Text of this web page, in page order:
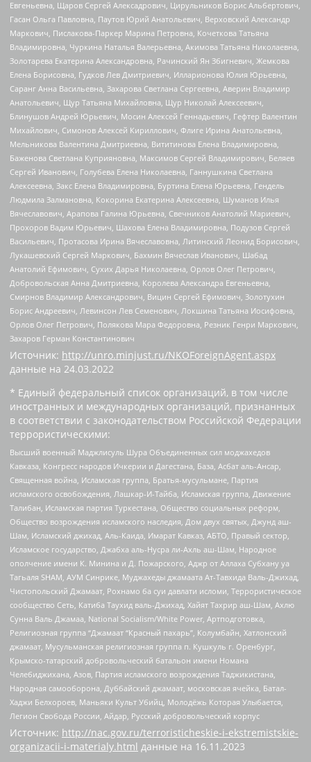
Евгеньевна, Щаров Сергей Алексадрович, Цирульников Борис Альбертович,
Гасан Ольга Павловна, Паутов Юрий Анатольевич, Верховский Александр
Маркович, Пислакова-Паркер Марина Петровна, Кочеткова Татьяна
Владимировна, Чуркина Наталья Валерьевна, Акимова Татьяна Николаевна,
Золотарева Екатерина Александровна, Рачинский Ян Збигневич, Жемкова
Елена Борисовна, Гудков Лев Дмитриевич, Илларионова Юлия Юрьевна,
Саранг Анна Васильевна, Захарова Светлана Сергеевна, Аверин Владимир
Анатольевич, Щур Татьяна Михайловна, Щур Николай Алексеевич,
Блинушов Андрей Юрьевич, Мосин Алексей Геннадьевич, Гефтер Валентин
Михайлович, Симонов Алексей Кириллович, Флиге Ирина Анатольевна,
Мельникова Валентина Дмитриевна, Вититинова Елена Владимировна,
Баженова Светлана Куприяновна, Максимов Сергей Владимирович, Беляев
Сергей Иванович, Голубева Елена Николаевна, Ганнушкина Светлана
Алексеевна, Закс Елена Владимировна, Буртина Елена Юрьевна, Гендель
Людмила Залмановна, Кокорина Екатерина Алексеевна, Шуманов Илья
Вячеславович, Арапова Галина Юрьевна, Свечников Анатолий Мариевич,
Прохоров Вадим Юрьевич, Шахова Елена Владимировна, Подузов Сергей
Васильевич, Протасова Ирина Вячеславовна, Литинский Леонид Борисович,
Лукашевский Сергей Маркович, Бахмин Вячеслав Иванович, Шабад
Анатолий Ефимович, Сухих Дарья Николаевна, Орлов Олег Петрович,
Добровольская Анна Дмитриевна, Королева Александра Евгеньевна,
Смирнов Владимир Александрович, Вицин Сергей Ефимович, Золотухин
Борис Андреевич, Левинсон Лев Семенович, Локшина Татьяна Иосифовна,
Орлов Олег Петрович, Полякова Мара Федоровна, Резник Генри Маркович,
Захаров Герман Константинович
Источник: http://unro.minjust.ru/NKOForeignAgent.aspx
данные на 24.03.2022
* Единый федеральный список организаций, в том числе
иностранных и международных организаций, признанных
в соответствии с законодательством Российской Федерации
террористическими:
Высший военный Маджлисуль Шура Объединенных сил моджахедов
Кавказа, Конгресс народов Ичкерии и Дагестана, База, Асбат аль-Ансар,
Священная война, Исламская группа, Братья-мусульмане, Партия
исламского освобождения, Лашкар-И-Тайба, Исламская группа, Движение
Талибан, Исламская партия Туркестана, Общество социальных реформ,
Общество возрождения исламского наследия, Дом двух святых, Джунд аш-
Шам, Исламский джихад, Аль-Каида, Имарат Кавказ, АБТО, Правый сектор,
Исламское государство, Джабха аль-Нусра ли-Ахль аш-Шам, Народное
ополчение имени К. Минина и Д. Пожарского, Аджр от Аллаха Субхану уа
Тагьаля SHAM, АУМ Синрике, Муджахеды джамаата Ат-Тавхида Валь-Джихад,
Чистопольский Джамаат, Рохнамо ба суи давлати исломи, Террористическое
сообщество Сеть, Катиба Таухид валь-Джихад, Хайят Тахрир аш-Шам, Ахлю
Сунна Валь Джамаа, National Socialism/White Power, Артподготовка,
Религиозная группа “Джамаат “Красный пахарь”, Колумбайн, Хатлонский
джамаат, Мусульманская религиозная группа п. Кушкуль г. Оренбург,
Крымско-татарский добровольческий батальон имени Номана
Челебиджихана, Азов, Партия исламского возрождения Таджикистана,
Народная самооборона, Дуббайский джамаат, московская ячейка, Батал-
Хаджи Белхороев, Маньяки Культ Убийц, Молодёжь Которая Улыбается,
Легион Свобода России, Айдар, Русский добровольческий корпус
Источник: http://nac.gov.ru/terroristicheskie-i-ekstremistskie-
organizacii-i-materialy.html данные на 16.11.2023